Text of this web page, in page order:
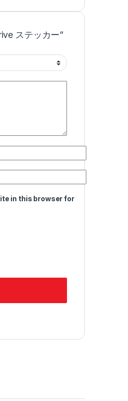
ステッカー”
in this browser for